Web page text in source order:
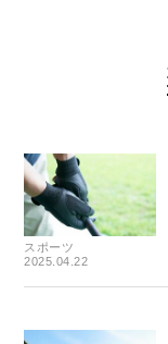
スポーツ
2025.04.22